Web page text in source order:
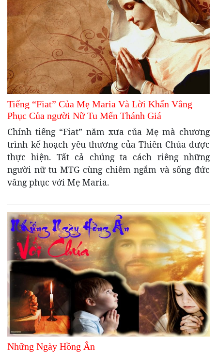
Tiếng “Fiat” Của Mẹ Maria Và Lời Khấn Vâng
Phục Của người Nữ Tu Mến Thánh Giá
Chính tiếng “Fiat” năm xưa của Mẹ mà chương
trình kế hoạch yêu thương của Thiên Chúa được
thực hiện. Tất cả chúng ta cách riêng những
người nữ tu MTG cùng chiêm ngắm và sống đức
vâng phục với Mẹ Maria.
Những Ngày Hồng Ân